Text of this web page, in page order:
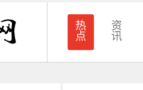
热
点
资
讯